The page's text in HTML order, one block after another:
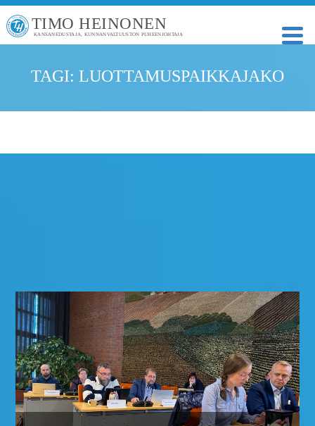
TIMO HEINONEN
KANSANEDUSTAJA, KUNNANVALTUUSTON PUHEENJOHTAJA
TAGI: LUOTTAMUSPAIKKAJAKO